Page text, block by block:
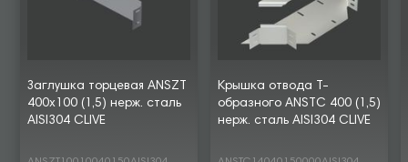
Заглушка торцевая ANSZT
400х100 (1,5) нерж. сталь
AISI304 CLIVE
Крышка отвода Т-
образного ANSTC 400 (1,5)
нерж. сталь AISI304 CLIVE